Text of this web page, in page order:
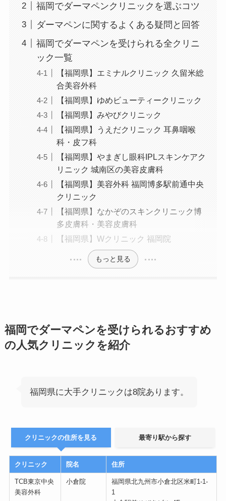
福岡でダーマペンクリニックを選ぶコツ
ダーマペンに関するよくある疑問と回答
福岡でダーマペンを受けられる全クリニ
ック一覧
【福岡県】エミナルクリニック 久留米総
合美容外科
【福岡県】ゆめビューティークリニック
【福岡県】みやびクリニック
【福岡県】うえだクリニック 耳鼻咽喉
科・皮フ科
【福岡県】やまぎし眼科IPLスキンケアク
リニック 城南区の美容皮膚科
【福岡県】美容外科 福岡博多駅前通中央
クリニック
【福岡県】なかぞのスキンクリニック博
多皮膚科・美容皮膚科
【福岡県】Wクリニック 福岡院
もっと見る
福岡でダーマペンを受けられるおすすめ
の人気クリニックを紹介
福岡県に大手クリニックは8院あります。
クリニックの住所を見る 最寄り駅から探す
クリニック 院名 住所
TCB東京中央
美容外科
小倉院
福岡県北九州市小倉北区米町1-1-
1